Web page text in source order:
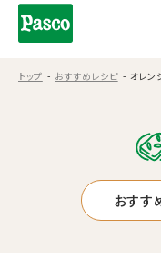
トップ おすすめレシピ オレン
おすす